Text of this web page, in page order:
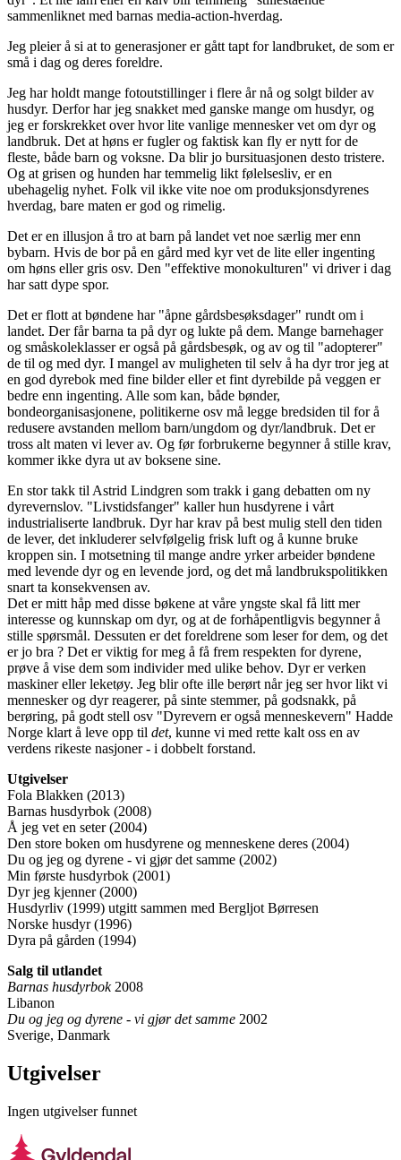
sammenliknet med barnas media-action-hverdag.
Jeg pleier å si at to generasjoner er gått tapt for landbruket, de som er
små i dag og deres foreldre.
Jeg har holdt mange fotoutstillinger i flere år nå og solgt bilder av
husdyr. Derfor har jeg snakket med ganske mange om husdyr, og
jeg er forskrekket over hvor lite vanlige mennesker vet om dyr og
landbruk. Det at høns er fugler og faktisk kan fly er nytt for de
fleste, både barn og voksne. Da blir jo bursituasjonen desto tristere.
Og at grisen og hunden har temmelig likt følelsesliv, er en
ubehagelig nyhet. Folk vil ikke vite noe om produksjonsdyrenes
hverdag, bare maten er god og rimelig.
Det er en illusjon å tro at barn på landet vet noe særlig mer enn
bybarn. Hvis de bor på en gård med kyr vet de lite eller ingenting
om høns eller gris osv. Den "effektive monokulturen" vi driver i dag
har satt dype spor.
Det er flott at bøndene har "åpne gårdsbesøksdager" rundt om i
landet. Der får barna ta på dyr og lukte på dem. Mange barnehager
og småskoleklasser er også på gårdsbesøk, og av og til "adopterer"
de til og med dyr. I mangel av muligheten til selv å ha dyr tror jeg at
en god dyrebok med fine bilder eller et fint dyrebilde på veggen er
bedre enn ingenting. Alle som kan, både bønder,
bondeorganisasjonene, politikerne osv må legge bredsiden til for å
redusere avstanden mellom barn/ungdom og dyr/landbruk. Det er
tross alt maten vi lever av. Og før forbrukerne begynner å stille krav,
kommer ikke dyra ut av boksene sine.
En stor takk til Astrid Lindgren som trakk i gang debatten om ny
dyrevernslov. "Livstidsfanger" kaller hun husdyrene i vårt
industrialiserte landbruk. Dyr har krav på best mulig stell den tiden
de lever, det inkluderer selvfølgelig frisk luft og å kunne bruke
kroppen sin. I motsetning til mange andre yrker arbeider bøndene
med levende dyr og en levende jord, og det må landbrukspolitikken
snart ta konsekvensen av.
Det er mitt håp med disse bøkene at våre yngste skal få litt mer
interesse og kunnskap om dyr, og at de forhåpentligvis begynner å
stille spørsmål. Dessuten er det foreldrene som leser for dem, og det
er jo bra ? Det er viktig for meg å få frem respekten for dyrene,
prøve å vise dem som individer med ulike behov. Dyr er verken
maskiner eller leketøy. Jeg blir ofte ille berørt når jeg ser hvor likt vi
mennesker og dyr reagerer, på sinte stemmer, på godsnakk, på
berøring, på godt stell osv "Dyrevern er også menneskevern" Hadde
Norge klart å leve opp til det, kunne vi med rette kalt oss en av
verdens rikeste nasjoner - i dobbelt forstand.
Utgivelser
Fola Blakken (2013)
Barnas husdyrbok (2008)
Å jeg vet en seter (2004)
Den store boken om husdyrene og menneskene deres (2004)
Du og jeg og dyrene - vi gjør det samme (2002)
Min første husdyrbok (2001)
Dyr jeg kjenner (2000)
Husdyrliv (1999) utgitt sammen med Bergljot Børresen
Norske husdyr (1996)
Dyra på gården (1994)
Salg til utlandet
Barnas husdyrbok 2008
Libanon
Du og jeg og dyrene - vi gjør det samme 2002
Sverige, Danmark
Utgivelser
Ingen utgivelser funnet